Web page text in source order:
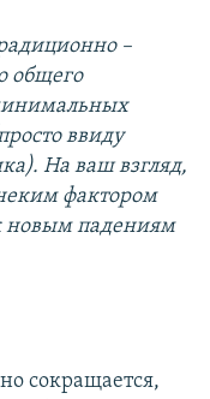
–
общего
ввиду
На ваш взгляд,
фактором
новым падениям
сокращается,